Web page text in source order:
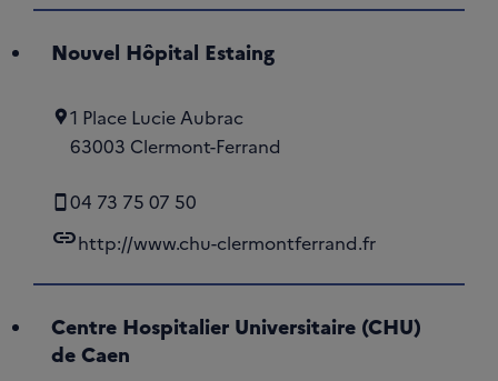
Nouvel Hôpital Estaing
1 Place Lucie Aubrac
63003 Clermont-Ferrand
04 73 75 07 50
linkhttp://www.chu-clermontferrand.fr
Centre Hospitalier Universitaire (CHU)
de Caen